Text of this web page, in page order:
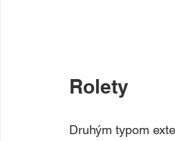
Rolety
Druhým typom